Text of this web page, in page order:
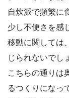
自炊派で頻繁に
少し不便さを感
移動に関しては
じられないでし
こちらの通りは
るつくりになっ